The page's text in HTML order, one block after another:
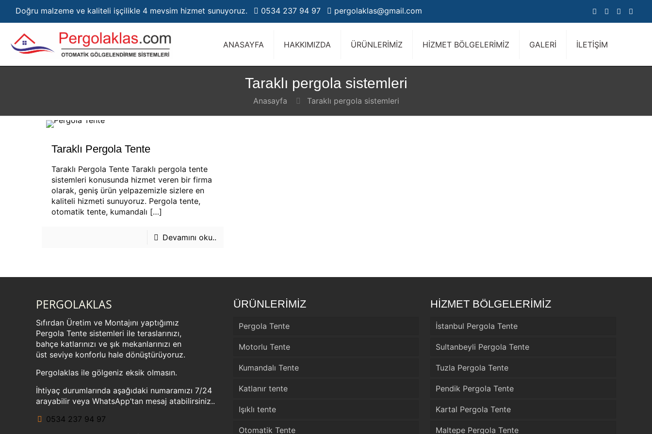
Doğru malzeme ve kaliteli işçilikle 4 mevsim hizmet sunuyoruz. 0534 237 94 97 pergolaklas@gmail.com
ANASAYFA HAKKIMIZDA ÜRÜNLERİMİZ HİZMET BÖLGELERİMİZ GALERİ İLETİŞİM
Taraklı pergola sistemleri
Anasayfa Taraklı pergola sistemleri
Taraklı Pergola Tente
Taraklı Pergola Tente Taraklı pergola tente
sistemleri konusunda hizmet veren bir firma
olarak, geniş ürün yelpazemizle sizlere en
kaliteli hizmeti sunuyoruz. Pergola tente,
otomatik tente, kumandalı […]
Devamını oku..
PERGOLAKLAS
Sıfırdan Üretim ve Montajını yaptığımız
Pergola Tente sistemleri ile teraslarınızı,
bahçe katlarınızı ve şık mekanlarınızı en
üst seviye konforlu hale dönüştürüyoruz.
Pergolaklas ile gölgeniz eksik olmasın.
İhtiyaç durumlarında aşağıdaki numaramızı 7/24
arayabilir veya WhatsApp’tan mesaj atabilirsiniz..
0534 237 94 97
ÜRÜNLERİMİZ
Pergola Tente
Motorlu Tente
Kumandalı Tente
Katlanır tente
Işıklı tente
Otomatik Tente
HİZMET BÖLGELERİMİZ
İstanbul Pergola Tente
Sultanbeyli Pergola Tente
Tuzla Pergola Tente
Pendik Pergola Tente
Kartal Pergola Tente
Maltepe Pergola Tente